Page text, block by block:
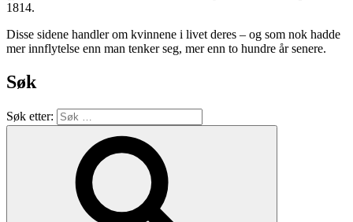
1814.
Disse sidene handler om kvinnene i livet deres – og som nok hadde
mer innflytelse enn man tenker seg, mer enn to hundre år senere.
Søk
Søk etter: